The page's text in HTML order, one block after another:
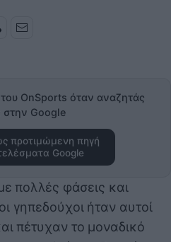
OnSports όταν αναζητάς
στην Google
προτιμώμενη πηγή
Google
πολλές φάσεις και
γηπεδούχοι ήταν αυτοί
πέτυχαν το μοναδικό